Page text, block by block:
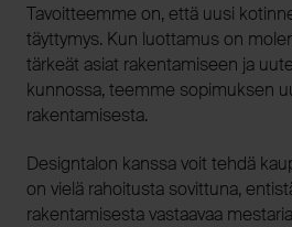
Tavoitteemme on, että uusi
täyttymys. Kun luottamus on
tärkeät asiat rakentamiseen ja
kunnossa, teemme sopimuksen
rakentamisesta.
Designtalon kanssa voit tehdä
on vielä rahoitusta sovittuna,
rakentamisesta vastaavaa